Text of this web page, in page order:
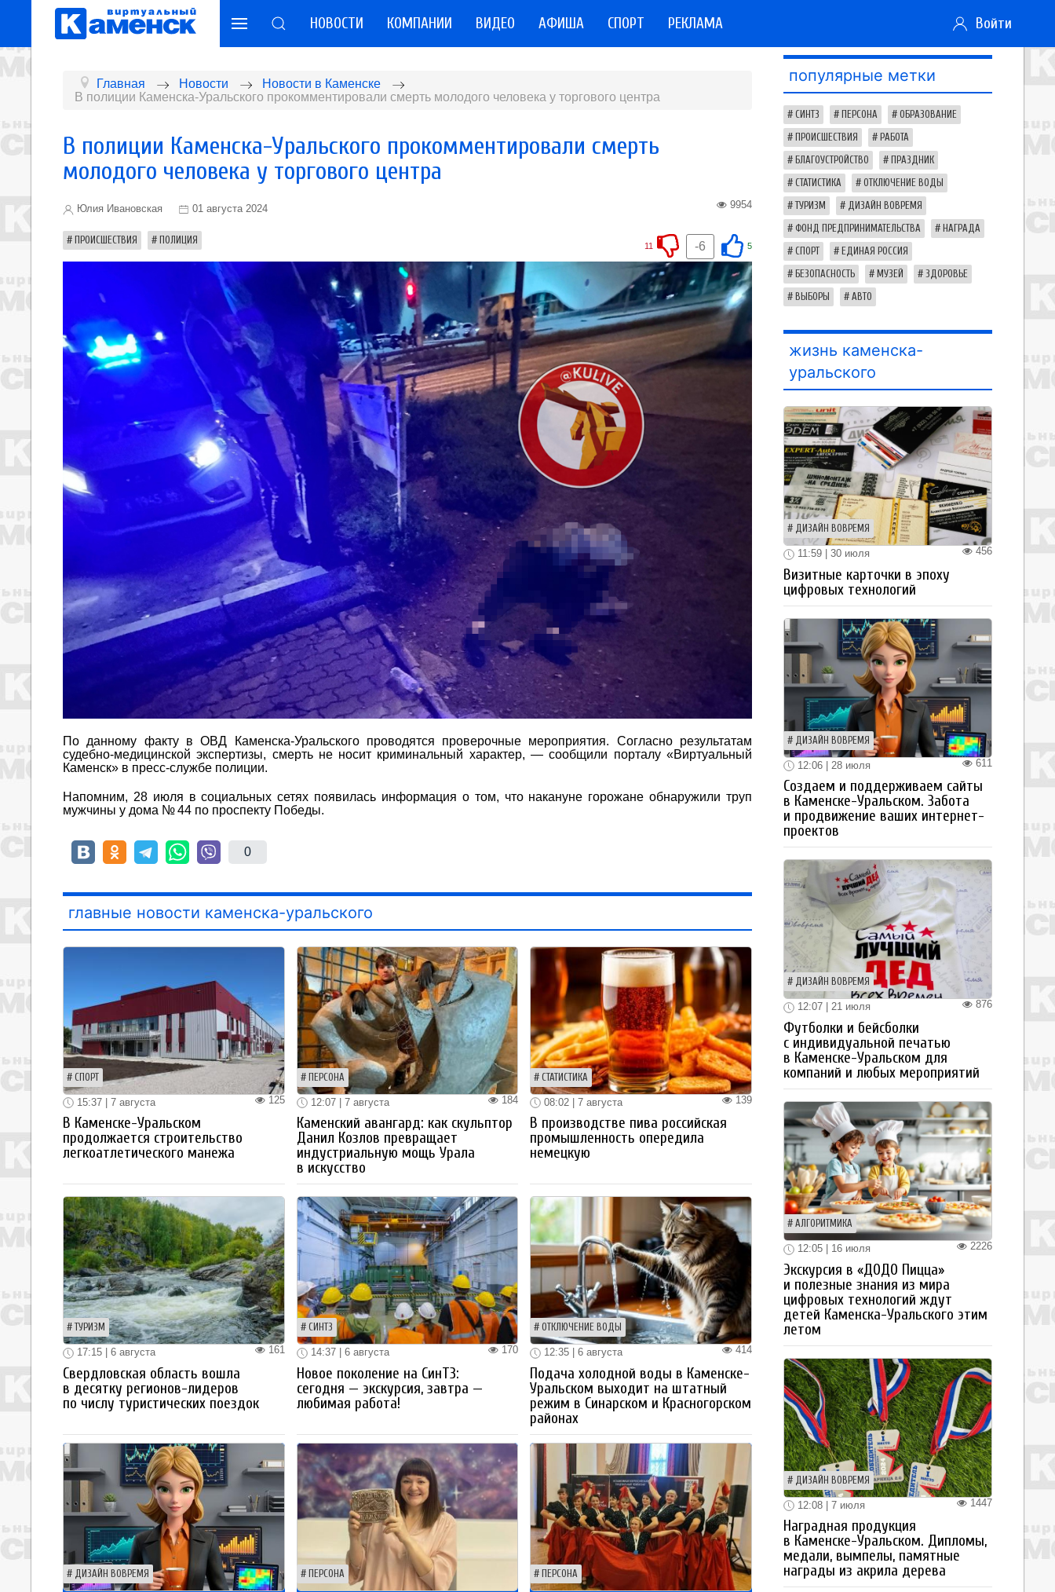
НОВОСТИ КОМПАНИИ ВИДЕО АФИША СПОРТ РЕКЛАМА Войти
Главная Новости
Новости в Каменске
В полиции Каменска-Уральского прокомментировали смерть молодого человека у торгового центра
В полиции Каменска-Уральского прокомментировали смерть
молодого человека у торгового центра
Юлия Ивановская 01 августа 2024 9954
ПРОИСШЕСТВИЯ ПОЛИЦИЯ 5
-6
11
По данному факту в ОВД Каменска-Уральского проводятся проверочные мероприятия. Согласно результатам
судебно-медицинской экспертизы, смерть не носит криминальный характер, — сообщили порталу «Виртуальный
Каменск» в пресс-службе полиции.
Напомним, 28 июля в социальных сетях появилась информация о том, что накануне горожане обнаружили труп
мужчины у дома № 44 по проспекту Победы.
0
главные новости каменска-уральского
СПОРТ
125
15:37 | 7 августа
В Каменске-Уральском
продолжается строительство
легкоатлетического манежа
ПЕРСОНА
184
12:07 | 7 августа
Каменский авангард: как скульптор
Данил Козлов превращает
индустриальную мощь Урала
в искусство
СТАТИСТИКА
139
08:02 | 7 августа
В производстве пива российская
промышленность опередила
немецкую
ТУРИЗМ
161
17:15 | 6 августа
Свердловская область вошла
в десятку регионов-лидеров
по числу туристических поездок
СИНТЗ
170
14:37 | 6 августа
Новое поколение на СинТЗ:
сегодня — экскурсия, завтра —
любимая работа!
ОТКЛЮЧЕНИЕ ВОДЫ
414
12:35 | 6 августа
Подача холодной воды в Каменске-
Уральском выходит на штатный
режим в Синарском и Красногорском
районах
ДИЗАЙН ВОВРЕМЯ ПЕРСОНА ПЕРСОНА
популярные метки
СИНТЗ ПЕРСОНА ОБРАЗОВАНИЕ
ПРОИСШЕСТВИЯ РАБОТА
БЛАГОУСТРОЙСТВО ПРАЗДНИК
СТАТИСТИКА ОТКЛЮЧЕНИЕ ВОДЫ
ТУРИЗМ ДИЗАЙН ВОВРЕМЯ
ФОНД ПРЕДПРИНИМАТЕЛЬСТВА НАГРАДА
СПОРТ ЕДИНАЯ РОССИЯ
БЕЗОПАСНОСТЬ МУЗЕЙ ЗДОРОВЬЕ
ВЫБОРЫ АВТО
жизнь каменска-
уральского
ДИЗАЙН ВОВРЕМЯ
456
11:59 | 30 июля
Визитные карточки в эпоху
цифровых технологий
ДИЗАЙН ВОВРЕМЯ
611
12:06 | 28 июля
Создаем и поддерживаем сайты
в Каменске-Уральском. Забота
и продвижение ваших интернет-
проектов
ДИЗАЙН ВОВРЕМЯ
876
12:07 | 21 июля
Футболки и бейсболки
с индивидуальной печатью
в Каменске-Уральском для
компаний и любых мероприятий
АЛГОРИТМИКА
2226
12:05 | 16 июля
Экскурсия в «ДОДО Пицца»
и полезные знания из мира
цифровых технологий ждут
детей Каменска-Уральского этим
летом
ДИЗАЙН ВОВРЕМЯ
1447
12:08 | 7 июля
Наградная продукция
в Каменске-Уральском. Дипломы,
медали, вымпелы, памятные
награды из акрила дерева